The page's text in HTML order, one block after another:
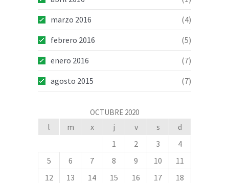
marzo 2016
(4)
febrero 2016
(5)
enero 2016
(7)
agosto 2015
(7)
OCTUBRE 2020
l m x j v s
d
1
2 3
4
5
6 7 8 9 10
11
12
13 14 15 16 17
18